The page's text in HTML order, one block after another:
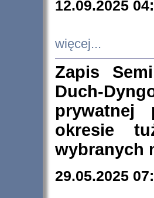
12.09.2025
więcej...
Zapis
Duch-
prywatnej
okresie
wybranych
29.05.2025